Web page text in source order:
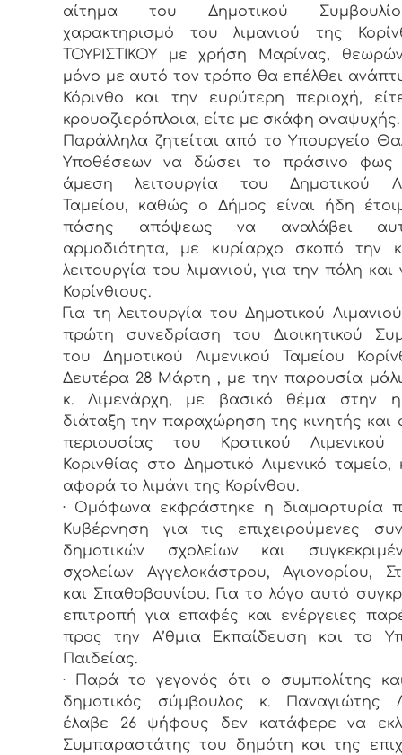
αίτημα του Δημοτικού
χαρακτηρισμό του λιμανιού της
ΤΟΥΡΙΣΤΙΚΟΥ με χρήση Μαρίνας,
μόνο με αυτό τον τρόπο θα επέλθει
Κόρινθο και την ευρύτερη περιοχή,
κρουαζιερόπλοια, είτε με σκάφη αναψυχής.
Παράλληλα ζητείται από το Υπουργείο
Υποθέσεων να δώσει το πράσινο φως
άμεση λειτουργία του Δημοτικού
Ταμείου, καθώς ο Δήμος είναι ήδη
πάσης απόψεως να αναλάβει
αρμοδιότητα, με κυρίαρχο σκοπό την
λειτουργία του λιμανιού, για την πόλη και
Κορίνθιους.
Για τη λειτουργία του Δημοτικού
πρώτη συνεδρίαση του Διοικητικού
του Δημοτικού Λιμενικού Ταμείου
Δευτέρα 28 Μάρτη , με την παρουσία
κ. Λιμενάρχη, με βασικό θέμα στην
διάταξη την παραχώρηση της κινητής και
περιουσίας του Κρατικού Λιμενικού
Κορινθίας στο Δημοτικό Λιμενικό ταμείο,
αφορά το λιμάνι της Κορίνθου.
· Ομόφωνα εκφράστηκε η διαμαρτυρία
Κυβέρνηση για τις επιχειρούμενες
δημοτικών σχολείων και
σχολείων Αγγελοκάστρου, Αγιονορίου,
και Σπαθοβουνίου. Για το λόγο αυτό
επιτροπή για επαφές και ενέργειες
προς την Α’θμια Εκπαίδευση και το
Παιδείας.
· Παρά το γεγονός ότι ο συμπολίτης
δημοτικός σύμβουλος κ. Παναγιώτης
έλαβε 26 ψήφους δεν κατάφερε να
Συμπαραστάτης του δημότη και της